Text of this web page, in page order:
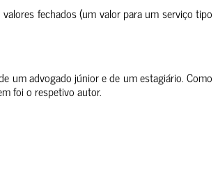
fechados (um valor para um serviço tipo
um advogado júnior e de um estagiário. Como
foi o respetivo autor.